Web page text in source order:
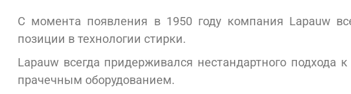
С момента появления в 1950 году компания Lapauw
позиции в технологии стирки.
Lapauw всегда придерживался нестандартного
прачечным оборудованием.